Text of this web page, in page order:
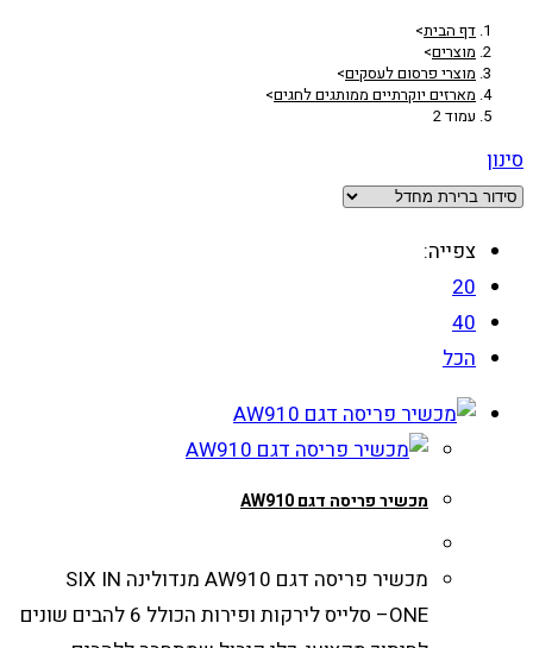
דף הבית>
מוצרים>
מוצרי פרסום לעסקים>
מארזים יוקרתיים ממותגים לחגים>
עמוד 2
סינון
צפייה:
20
40
הכל
מכשיר פריסה דגם AW910
מכשיר פריסה דגם AW910 מנדולינה SIX IN
ONE– סלייס לירקות ופירות הכולל 6 להבים שונים